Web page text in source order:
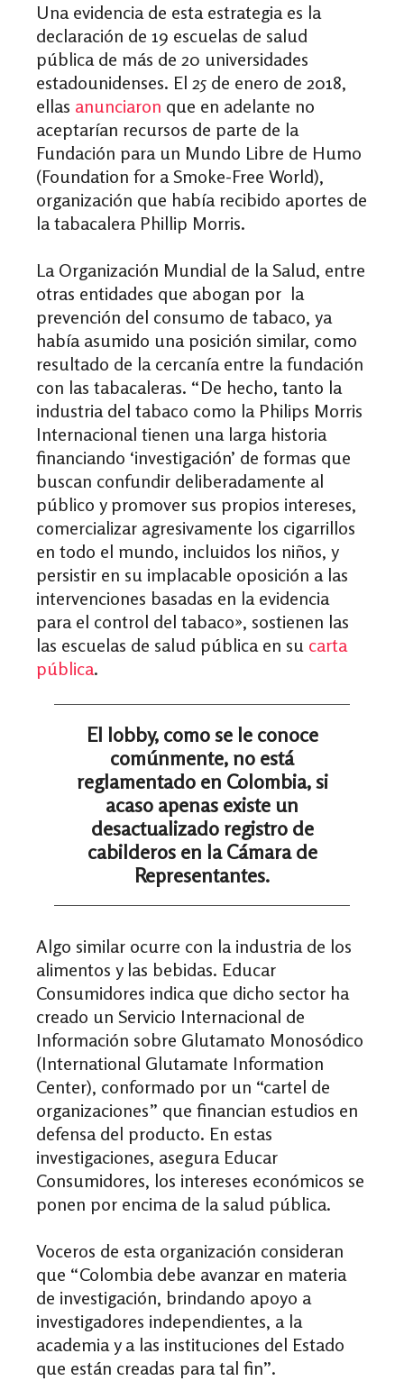
Una evidencia de esta estrategia es la
declaración de 19 escuelas de salud
pública de más de 20 universidades
estadounidenses. El 25 de enero de 2018,
ellas anunciaron que en adelante no
aceptarían recursos de parte de la
Fundación para un Mundo Libre de Humo
(Foundation for a Smoke-Free World),
organización que había recibido aportes de
la tabacalera Phillip Morris.
La Organización Mundial de la Salud, entre
otras entidades que abogan por la
prevención del consumo de tabaco, ya
había asumido una posición similar, como
resultado de la cercanía entre la fundación
con las tabacaleras. “De hecho, tanto la
industria del tabaco como la Philips Morris
Internacional tienen una larga historia
financiando ‘investigación’ de formas que
buscan confundir deliberadamente al
público y promover sus propios intereses,
comercializar agresivamente los cigarrillos
en todo el mundo, incluidos los niños, y
persistir en su implacable oposición a las
intervenciones basadas en la evidencia
para el control del tabaco», sostienen las
las escuelas de salud pública en su carta
pública.
El lobby, como se le conoce
comúnmente, no está
reglamentado en Colombia, si
acaso apenas existe un
desactualizado registro de
cabilderos en la Cámara de
Representantes.
Algo similar ocurre con la industria de los
alimentos y las bebidas. Educar
Consumidores indica que dicho sector ha
creado un Servicio Internacional de
Información sobre Glutamato Monosódico
(International Glutamate Information
Center), conformado por un “cartel de
organizaciones” que financian estudios en
defensa del producto. En estas
investigaciones, asegura Educar
Consumidores, los intereses económicos se
ponen por encima de la salud pública.
Voceros de esta organización consideran
que “Colombia debe avanzar en materia
de investigación, brindando apoyo a
investigadores independientes, a la
academia y a las instituciones del Estado
que están creadas para tal fin”.